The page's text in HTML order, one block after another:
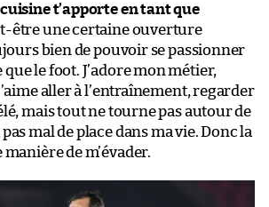
t’apporte en tant que
être une certaine ouverture
bien de pouvoir se passionner
le foot. J’adore mon métier,
aller à l’entraînement, regarder
mais tout ne tourne pas autour de
mal de place dans ma vie. Donc la
manière de m’évader.